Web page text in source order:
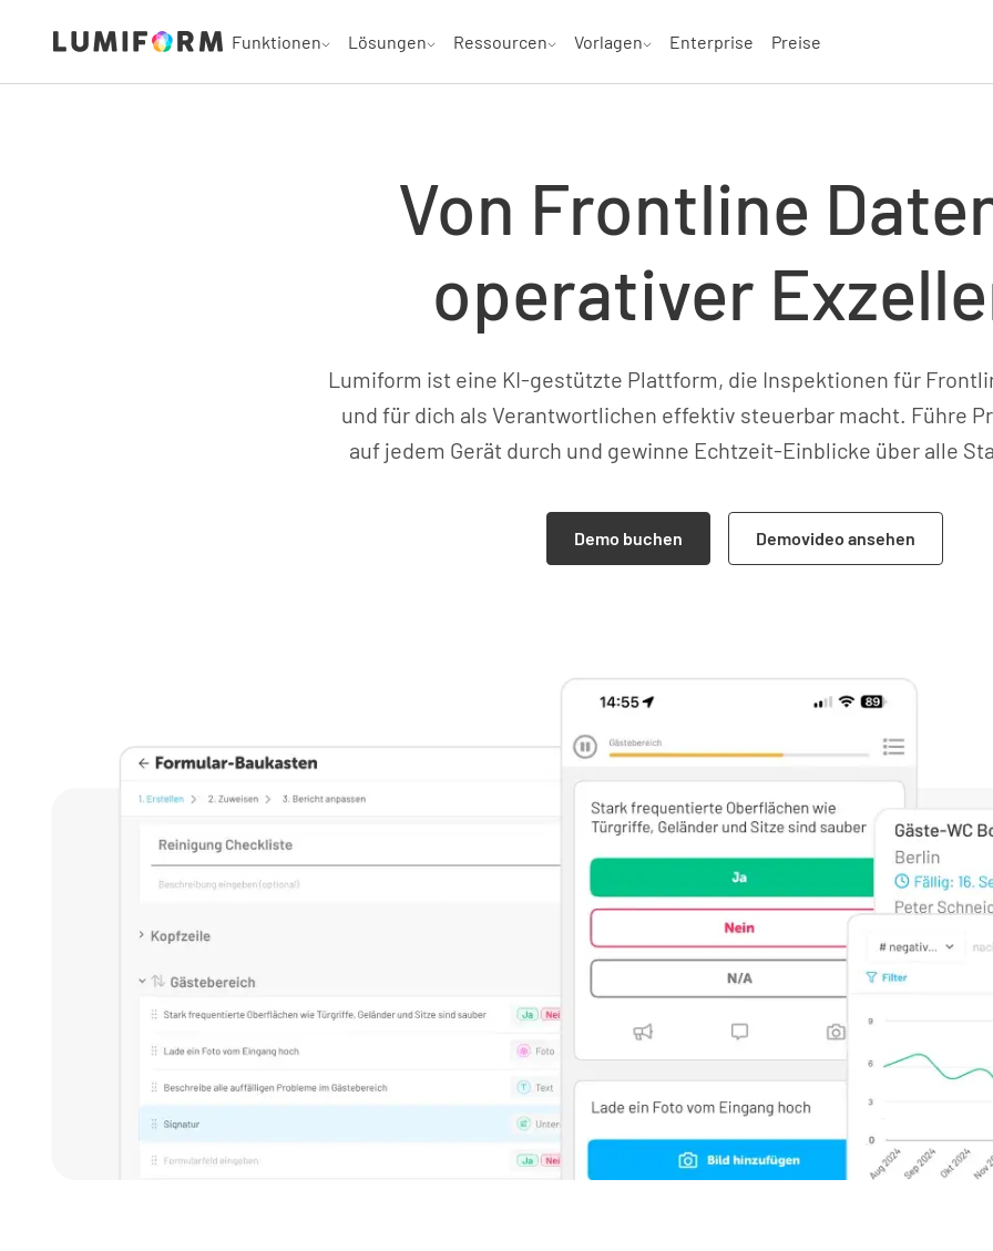
Funktionen Lösungen Ressourcen Vorlagen Enterprise Preise
Von Frontline
operativer
Lumiform ist eine KI-gestützte Plattform, die Inspektionen für
und für dich als Verantwortlichen effektiv steuerbar macht. Führe
auf jedem Gerät durch und gewinne Echtzeit-Einblicke über alle
Demo buchen Demovideo ansehen